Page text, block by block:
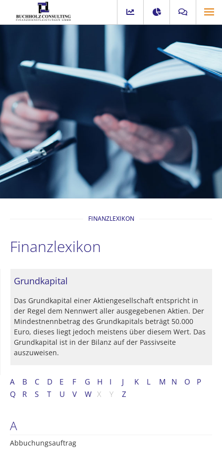
FINANZLEXIKON
Finanzlexikon
A B C D E F G H I J K L M N O
P
Q
R S T U V W X Y Z
A
Abbuchungsauftrag
Grundkapital
Das Grundkapital einer Aktiengesellschaft entspricht in
der Regel dem Nennwert aller ausgegebenen Aktien. Der
Mindestnennbetrag des Grundkapitals beträgt 50.000
Euro, dieses liegt jedoch meistens über diesem Wert. Das
Grundkapital ist in der Bilanz auf der Passivseite
auszuweisen.